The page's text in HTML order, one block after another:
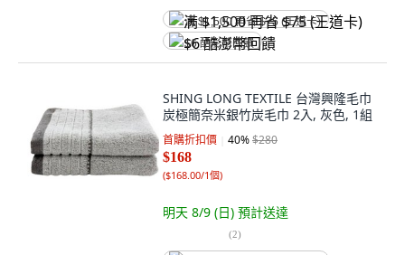
满 $1,500 再省 $75 (王道卡)
$6 酷澎幣回饋
SHING LONG TEXTILE 台灣興隆毛巾
炭極簡奈米銀竹炭毛巾 2入, 灰色, 1組
首購折扣價 40%$280
$168
($168.00/1個)
明天 8/9 (日) 預計送達
(2)